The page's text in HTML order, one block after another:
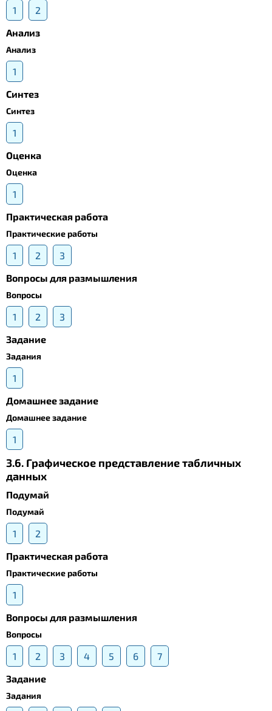
1
2
Анализ
Анализ
1
Синтез
Синтез
1
Оценка
Оценка
1
Практическая работа
Практические работы
1 2
3
Вопросы для размышления
Вопросы
1 2
3
Задание
Задания
1
Домашнее задание
Домашнее задание
1
3.6. Графическое представление табличных
данных
Подумай
Подумай
1
2
Практическая работа
Практические работы
1
Вопросы для размышления
Вопросы
1 2 3 4 5 6
7
Задание
Задания